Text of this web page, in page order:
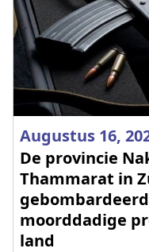
Augustus 16,
De provincie
Thammarat in
moorddadige
land